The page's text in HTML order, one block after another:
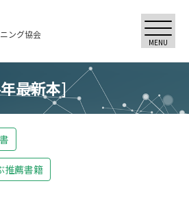
ング協会
MENU
最新本]
推薦書籍